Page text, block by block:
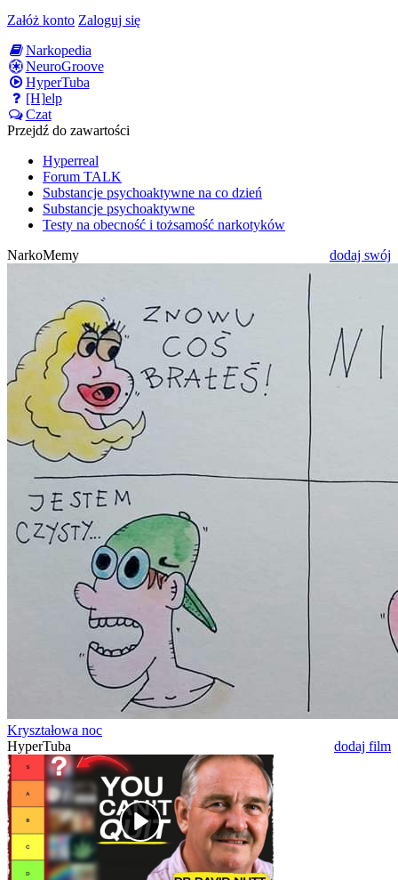
Załóż konto Zaloguj się
Narkopedia
NeuroGroove
HyperTuba
[H]elp
Czat
Przejdź do zawartości
Hyperreal
Forum TALK
Substancje psychoaktywne na co dzień
Substancje psychoaktywne
Testy na obecność i tożsamość narkotyków
NarkoMemy
dodaj swój
Kryształowa noc
HyperTuba
dodaj film